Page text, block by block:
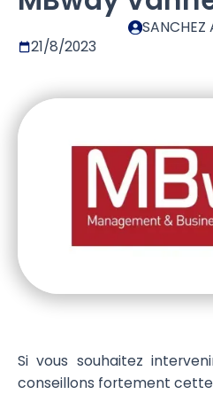
21/8/2023
Si vous souhaitez
conseillons fortement